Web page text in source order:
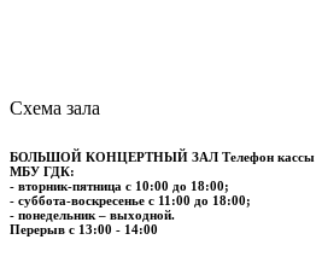
Схема зала
БОЛЬШОЙ КОНЦЕРТНЫЙ ЗАЛ Телефон кассы
МБУ ГДК:
- вторник-пятница с 10:00 до 18:00;
- суббота-воскресенье с 11:00 до 18:00;
- понедельник – выходной.
Перерыв с 13:00 - 14:00